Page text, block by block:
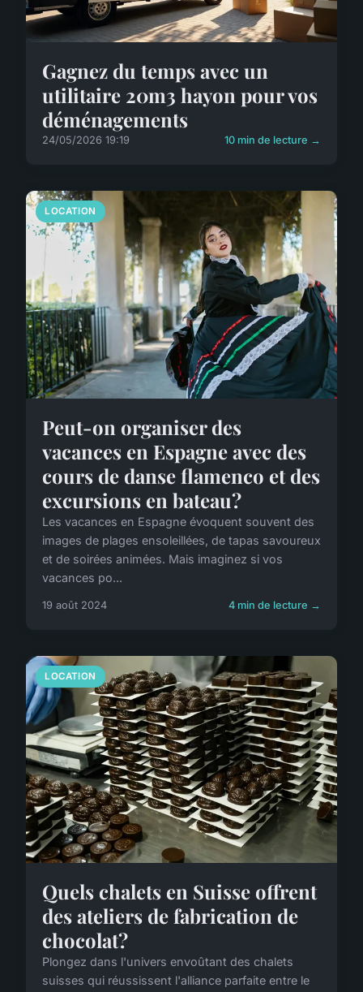
Gagnez du temps avec un
utilitaire 20m3 hayon pour vos
déménagements
24/05/2026 19:19 10 min de lecture →
LOCATION
Peut-on organiser des
vacances en Espagne avec des
cours de danse flamenco et des
excursions en bateau?
Les vacances en Espagne évoquent souvent des
images de plages ensoleillées, de tapas savoureux
et de soirées animées. Mais imaginez si vos
vacances po...
19 août 2024 4 min de lecture →
LOCATION
Quels chalets en Suisse offrent
des ateliers de fabrication de
chocolat?
Plongez dans l'univers envoûtant des chalets
suisses qui réussissent l'alliance parfaite entre le